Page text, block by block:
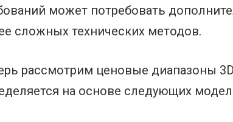
может потребовать
сложных технических методов.
рассмотрим ценовые диапазоны
на основе следующих